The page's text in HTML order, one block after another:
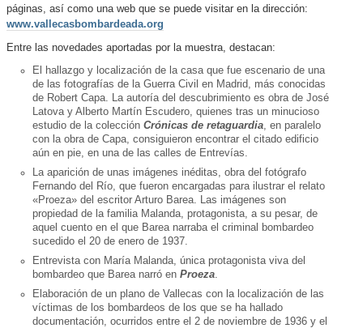
páginas, así como una web que se puede visitar en la dirección:
www.vallecasbombardeada.org
Entre las novedades aportadas por la muestra, destacan:
El hallazgo y localización de la casa que fue escenario de una
de las fotografías de la Guerra Civil en Madrid, más conocidas
de Robert Capa. La autoría del descubrimiento es obra de José
Latova y Alberto Martín Escudero, quienes tras un minucioso
estudio de la colección Crónicas de retaguardia, en paralelo
con la obra de Capa, consiguieron encontrar el citado edificio
aún en pie, en una de las calles de Entrevías.
La aparición de unas imágenes inéditas, obra del fotógrafo
Fernando del Río, que fueron encargadas para ilustrar el relato
«Proeza» del escritor Arturo Barea. Las imágenes son
propiedad de la familia Malanda, protagonista, a su pesar, de
aquel cuento en el que Barea narraba el criminal bombardeo
sucedido el 20 de enero de 1937.
Entrevista con María Malanda, única protagonista viva del
bombardeo que Barea narró en Proeza.
Elaboración de un plano de Vallecas con la localización de las
víctimas de los bombardeos de los que se ha hallado
documentación, ocurridos entre el 2 de noviembre de 1936 y el